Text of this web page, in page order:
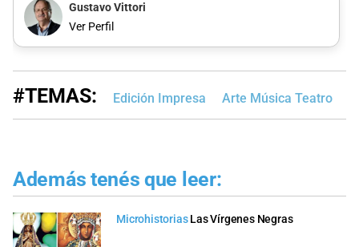
Gustavo Vittori
Ver Perfil
#TEMAS: Edición Impresa Arte Música Teatro
Además tenés que leer:
Microhistorias Las Vírgenes Negras